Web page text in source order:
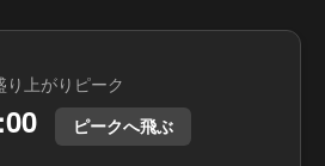
り上がりピーク
ピークへ飛ぶ